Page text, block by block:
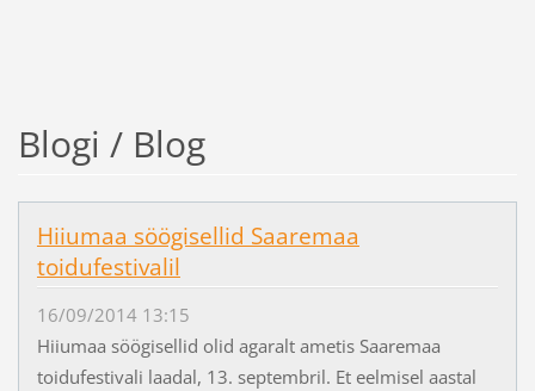
Blogi / Blog
Hiiumaa söögisellid Saaremaa
toidufestivalil
16/09/2014 13:15
Hiiumaa söögisellid olid agaralt ametis Saaremaa
toidufestivali laadal, 13. septembril. Et eelmisel aastal